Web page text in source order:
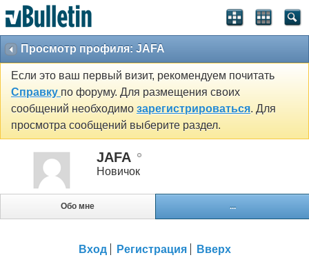
Просмотр профиля: JAFA
Если это ваш первый визит, рекомендуем почитать
Справку по форуму. Для размещения своих
сообщений необходимо зарегистрироваться. Для
просмотра сообщений выберите раздел.
JAFA
Новичок
Обо мне ...
Вход Регистрация Вверх